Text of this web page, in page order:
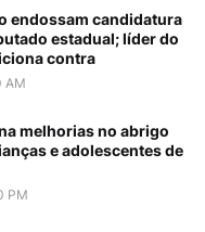
endossam candidatura
estadual; líder do
contra
AM
melhorias no abrigo
e adolescentes de
PM